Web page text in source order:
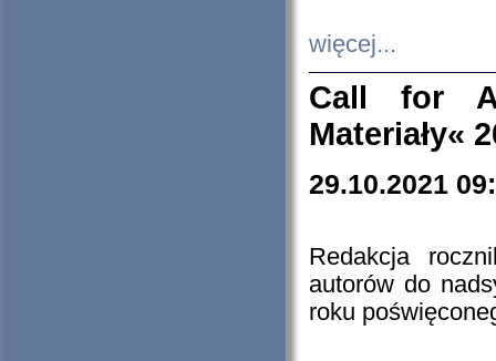
więcej...
Call for
Materiały«
29.10.2021
Redakcja
autorów do
roku